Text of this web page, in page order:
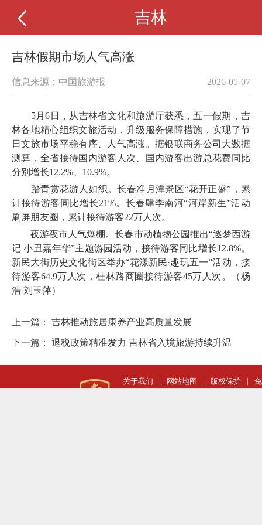
吉林
吉林假期市场人气高涨
信息来源：中国旅游报 2026-05-07
5月6日，从吉林省文化和旅游厅获悉，五一假期，吉
林各地精心组织文旅活动，升级服务保障措施，实现了节
日文旅市场平稳有序、人气高涨。据银联商务公司大数据
测算，全省接待国内游客人次、国内游客出游总花费同比
分别增长12.2%、10.9%。
踏青赏花游人如织。长春净月潭景区“花开正盛”，累
计接待游客同比增长21%。长春肆季南河“河岸新生”活动
刷屏朋友圈，累计接待游客22万人次。
夜游夜市人气爆棚。长春市动植物公园推出“逐梦西游
记 小丑嘉年华”主题游园活动，接待游客同比增长12.8%。
新民大街历史文化街区举办“花漾新民·趣玩五一”活动，接
待游客64.9万人次，桂林路商圈接待游客45万人次。（杨
浩 刘玉萍）
上一篇： 吉林推动旅居康养产业高质量发展
下一篇： 退税政策精准发力 吉林省入境旅游持续升温